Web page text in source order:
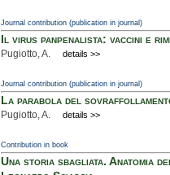
Journal contribution (publication in journal)
Il virus panpenalista: vaccini e
Pugiotto, A. details >>
Journal contribution (publication in journal)
La parabola del
Pugiotto, A. details >>
Contribution in book
Una storia sbagliata. Anatomia